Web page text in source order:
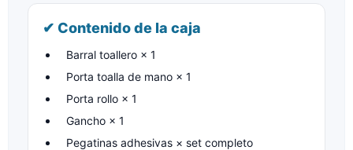
✔ Contenido de la caja
Barral toallero × 1
Porta toalla de mano × 1
Porta rollo × 1
Gancho × 1
Pegatinas adhesivas × set completo